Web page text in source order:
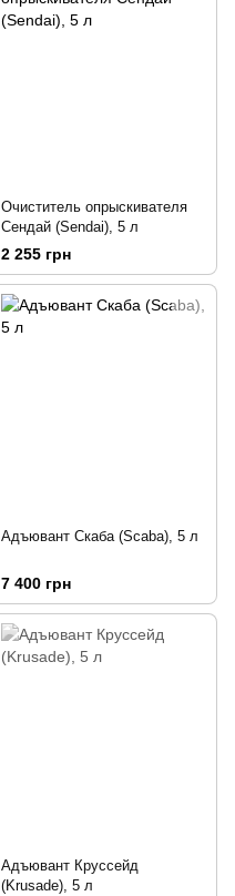
Очиститель опрыскивателя
Сендай (Sendai), 5 л
2 255 грн
Адъювант Скаба (Scaba), 5 л
7 400 грн
Адъювант Круссейд
(Krusade), 5 л